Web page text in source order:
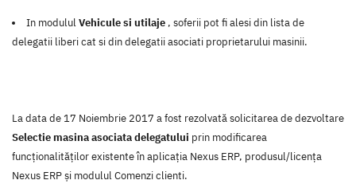
In modululVehicule si utilaje , soferii pot fi alesi din lista de
delegatii liberi cat si din delegatii asociati proprietarului masinii.
La data de 17 Noiembrie 2017 a fost rezolvată solicitarea de dezvoltare
Selectie masina asociata delegatului prin modificarea
funcţionalităţilor existente în aplicaţia Nexus ERP, produsul/licenţa
Nexus ERP şi modulul Comenzi clienti.